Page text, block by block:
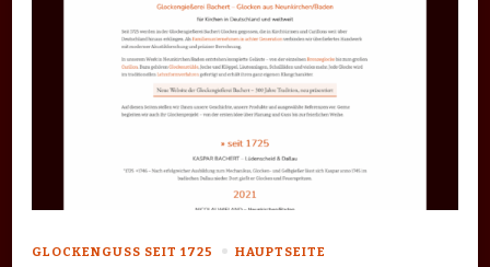
GLOCKENGUSS SEIT 1725 HAUPTSEITE